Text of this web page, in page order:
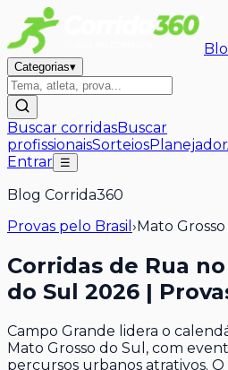
Categorias▾
Buscar corridasBuscar
profissionaisSorteiosPlanejador
Entrar ☰
Blog Corrida360
Provas pelo Brasil ›Mato Grosso
Corridas de Rua
do Sul 2026 |
Campo Grande lidera o
Mato Grosso do Sul, com
percursos urbanos atrativos.